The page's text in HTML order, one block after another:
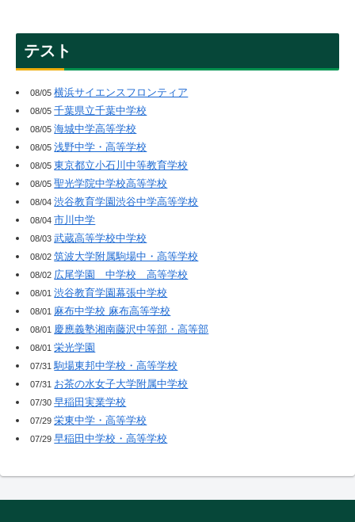
テスト
08/05横浜サイエンスフロンティア
08/05千葉県立千葉中学校
08/05海城中学高等学校
08/05浅野中学・高等学校
08/05 東京都立小石川中等教育学校
08/05聖光学院中学校高等学校
08/04渋谷教育学園渋谷中学高等学校
08/04 市川中学
08/03武蔵高等学校中学校
08/02筑波大学附属駒場中・高等学校
08/02 広尾学園 中学校 高等学校
08/01渋谷教育学園幕張中学校
08/01 麻布中学校 麻布高等学校
08/01 慶應義塾湘南藤沢中等部・高等部
08/01栄光学園
07/31駒場東邦中学校・高等学校
07/31 お茶の水女子大学附属中学校
07/30早稲田実業学校
07/29栄東中学・高等学校
07/29早稲田中学校・高等学校